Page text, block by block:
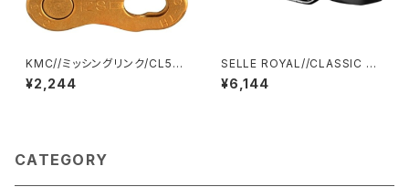
KMC//ミッシングリンク/CL552
M.LINK 12 TI-GOLD 2SET/K
MC-CL552-TI2-01//ケーエム
¥2,244
SELLE ROYAL//CLASSIC Fr
eeway Fit モデレート(23～ ,
(60°)(ICS対応) [ ユニセックス
¥6,144
CATEGORY